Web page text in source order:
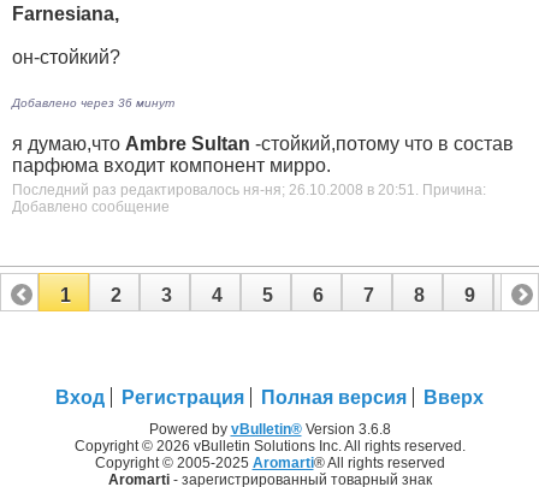
Farnesiana,
он-стойкий?
Добавлено через 36 минут
я думаю,что Ambrе Sultan -стойкий,потому что в состав
парфюма входит компонент мирро.
Последний раз редактировалось ня-ня; 26.10.2008 в 20:51
Причина:
Добавлено сообщение
1 2 3 4 5 6 7 8 9 10
Вход Регистрация Полная версия Вверх
Powered by vBulletin®Version 3.6.8
Copyright © 2026 vBulletin Solutions Inc. All rights reserved.
Copyright © 2005-2025 Aromarti® All rights reserved
Aromarti- зарегистрированный товарный знак